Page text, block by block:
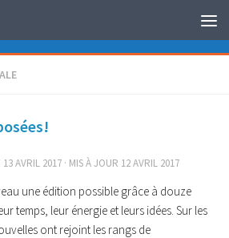
13 AVRIL 2017 · MIS À JOUR 12 AVRIL 2017
une édition possible grâce à douze
temps, leur énergie et leurs idées. Sur les
ont rejoint les rangs de